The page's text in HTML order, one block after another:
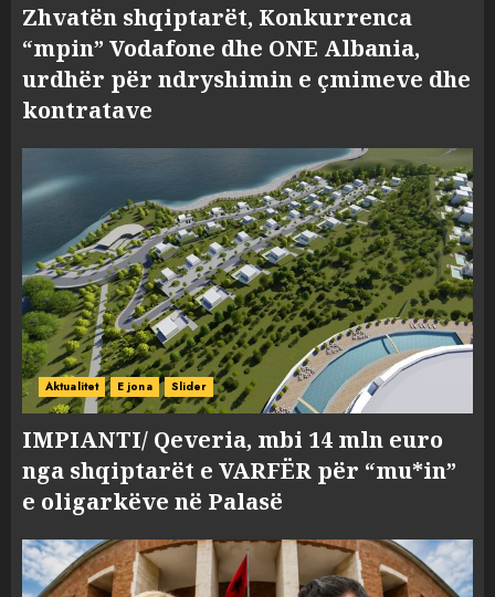
Zhvatën shqiptarët, Konkurrenca
“mpin” Vodafone dhe ONE Albania,
urdhër për ndryshimin e çmimeve dhe
kontratave
Aktualitet E jona Slider
IMPIANTI/ Qeveria, mbi 14 mln euro
nga shqiptarët e VARFËR për “mu*in”
e oligarkëve në Palasë